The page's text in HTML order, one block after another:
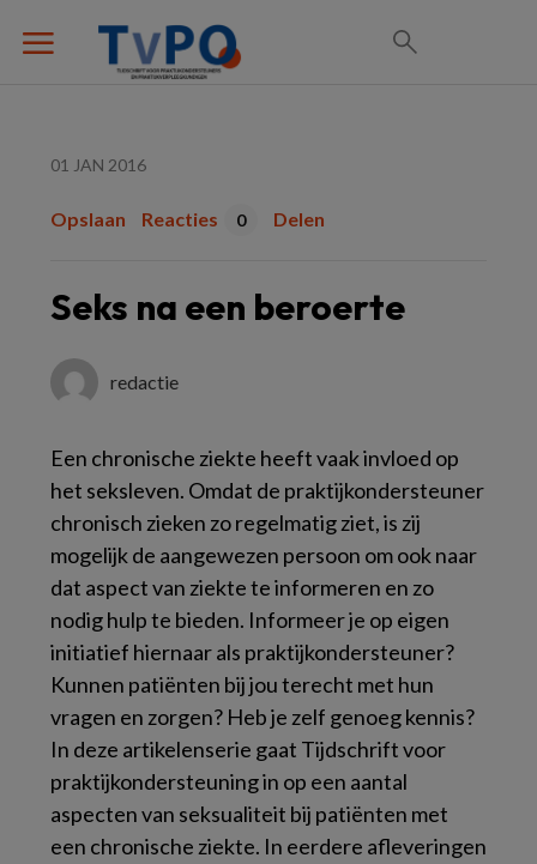
01 JAN 2016
Opslaan Reacties 0 Delen
Seks na een beroerte
redactie
Een chronische ziekte heeft vaak invloed op
het seksleven. Omdat de praktijkondersteuner
chronisch zieken zo regelmatig ziet, is zij
mogelijk de aangewezen persoon om ook naar
dat aspect van ziekte te informeren en zo
nodig hulp te bieden. Informeer je op eigen
initiatief hiernaar als praktijkondersteuner?
Kunnen patiënten bij jou terecht met hun
vragen en zorgen? Heb je zelf genoeg kennis?
In deze artikelenserie gaat Tijdschrift voor
praktijkondersteuningin op een aantal
aspecten van seksualiteit bij patiënten met
een chronische ziekte. In eerdere afleveringen